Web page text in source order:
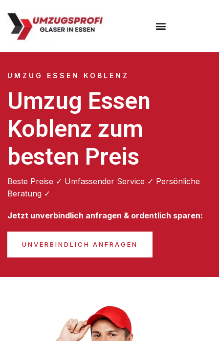
UMZUG ESSEN KOBLENZ
Umzug Essen
Koblenz zum
besten Preis
Beste Preise ✓ Umfassender Service ✓ Persönliche
Beratung ✓
Jetzt unverbindlich anfragen & ordentlich sparen:
UNVERBINDLICH ANFRAGEN